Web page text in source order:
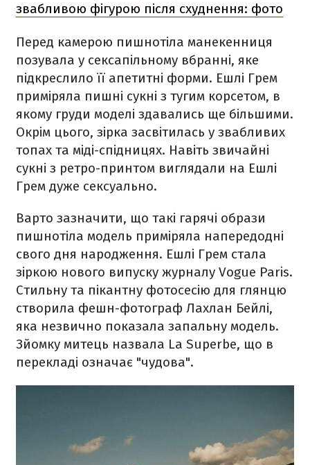
звабливою фігурою після схуднення: фото
Перед камерою пишнотіла манекенниця
позувала у сексапільному вбранні, яке
підкреслило її апетитні форми. Ешлі Грем
приміряла пишні сукні з тугим корсетом, в
якому груди моделі здавались ще більшими.
Окрім цього, зірка засвітилась у звабливих
топах та міді-спідницях. Навіть звичайні
сукні з ретро-принтом виглядали на Ешлі
Грем дуже сексуально.
Варто зазначити, що такі гарячі образи
пишнотіла модель приміряла напередодні
свого дня народження. Ешлі Грем стала
зіркою нового випуску журналу Vogue Paris.
Стильну та пікантну фотосесію для глянцю
створила фешн-фотограф Лахлан Бейлі,
яка незвично показала запальну модель.
Зйомку митець назвала La Superbe, що в
перекладі означає "чудова".